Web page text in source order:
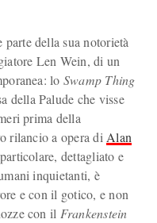
parte della sua notorietà
Len Wein, di un
lo Swamp Thing
della Palude che visse
prima della
rilancio a opera di Alan
dettagliato e
inquietanti, è
e con il gotico, e non
con il Frankenstein